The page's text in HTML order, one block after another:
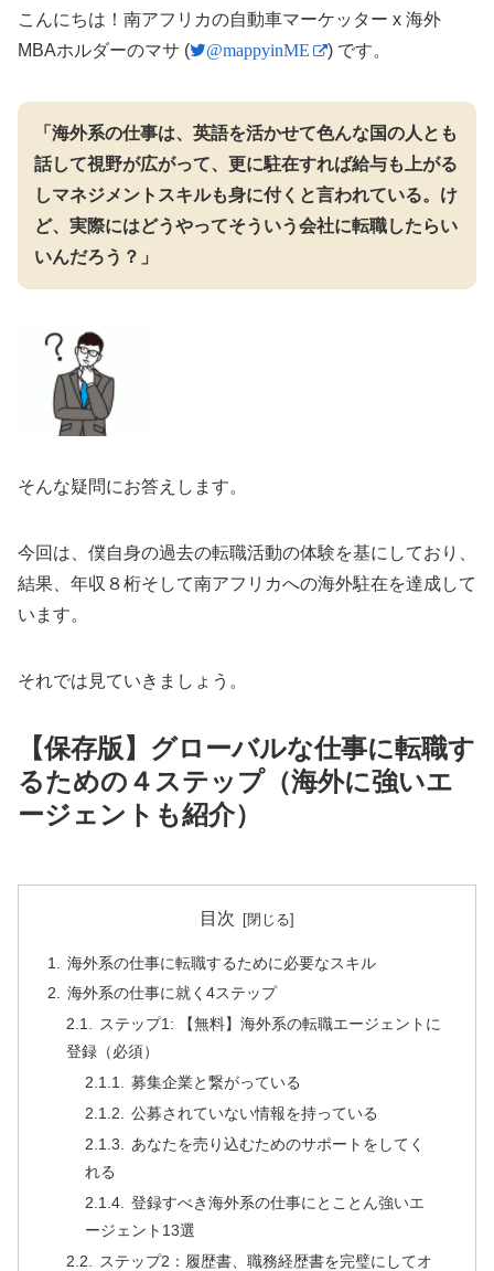
こんにちは！南アフリカの自動車マーケッター x 海外
MBAホルダーのマサ (
@mappyinME ) です。
「海外系の仕事は、英語を活かせて色んな国の人とも
話して視野が広がって、更に駐在すれば給与も上がる
しマネジメントスキルも身に付くと言われている。け
ど、実際にはどうやってそういう会社に転職したらい
いんだろう？」
そんな疑問にお答えします。
今回は、僕自身の過去の転職活動の体験を基にしており、
結果、年収８桁そして南アフリカへの海外駐在を達成して
います。
それでは見ていきましょう。
【保存版】グローバルな仕事に転職す
るための４ステップ（海外に強いエ
ージェントも紹介）
目次
海外系の仕事に転職するために必要なスキル
海外系の仕事に就く4ステップ
ステップ1: 【無料】海外系の転職エージェントに
登録（必須）
募集企業と繋がっている
公募されていない情報を持っている
あなたを売り込むためのサポートをしてく
れる
登録すべき海外系の仕事にとことん強いエ
ージェント13選
ステップ2：履歴書、職務経歴書を完璧にしてオ